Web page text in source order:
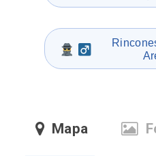
Mapa